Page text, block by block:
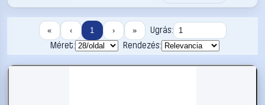
« ‹ 1 › »
Ugrás:
Méret:
Rendezés: